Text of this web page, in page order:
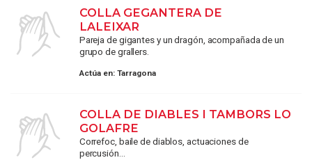
COLLA GEGANTERA DE
LALEIXAR
Pareja de gigantes y un dragón, acompañada de un
grupo de grallers.
Actúa en: Tarragona
COLLA DE DIABLES I TAMBORS LO
GOLAFRE
Correfoc, baile de diablos, actuaciones de
percusión…